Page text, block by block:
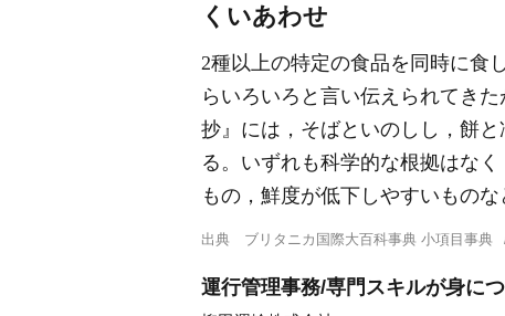
くいあわせ
2種以上の特定の食品を同時に食
らいろいろと言い伝えられてき
抄』には，そばといのしし，餅
る。いずれも科学的な根拠はな
もの，鮮度が低下しやすいもの
出典 ブリタニカ国際大百科事典 小項目事典
運行管理事務/専門スキルが身に